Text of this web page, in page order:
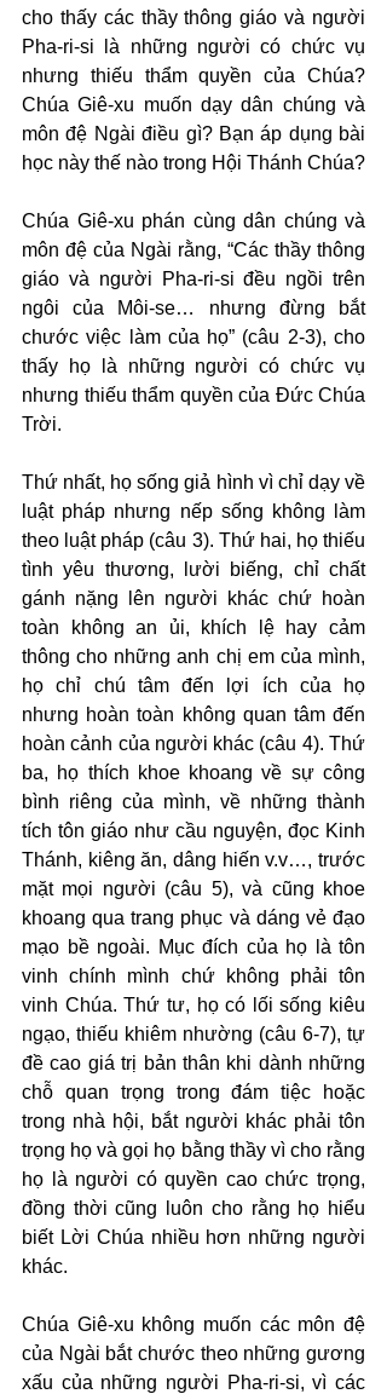
cho thấy các thầy thông giáo và người
Pha-ri-si là những người có chức vụ
nhưng thiếu thẩm quyền của Chúa?
Chúa Giê-xu muốn dạy dân chúng và
môn đệ Ngài điều gì? Bạn áp dụng bài
học này thế nào trong Hội Thánh Chúa?
Chúa Giê-xu phán cùng dân chúng và
môn đệ của Ngài rằng, “Các thầy thông
giáo và người Pha-ri-si đều ngồi trên
ngôi của Môi-se… nhưng đừng bắt
chước việc làm của họ” (câu 2-3), cho
thấy họ là những người có chức vụ
nhưng thiếu thẩm quyền của Đức Chúa
Trời.
Thứ nhất, họ sống giả hình vì chỉ dạy về
luật pháp nhưng nếp sống không làm
theo luật pháp (câu 3). Thứ hai, họ thiếu
tình yêu thương, lười biếng, chỉ chất
gánh nặng lên người khác chứ hoàn
toàn không an ủi, khích lệ hay cảm
thông cho những anh chị em của mình,
họ chỉ chú tâm đến lợi ích của họ
nhưng hoàn toàn không quan tâm đến
hoàn cảnh của người khác (câu 4). Thứ
ba, họ thích khoe khoang về sự công
bình riêng của mình, về những thành
tích tôn giáo như cầu nguyện, đọc Kinh
Thánh, kiêng ăn, dâng hiến v.v…, trước
mặt mọi người (câu 5), và cũng khoe
khoang qua trang phục và dáng vẻ đạo
mạo bề ngoài. Mục đích của họ là tôn
vinh chính mình chứ không phải tôn
vinh Chúa. Thứ tư, họ có lối sống kiêu
ngạo, thiếu khiêm nhường (câu 6-7), tự
đề cao giá trị bản thân khi dành những
chỗ quan trọng trong đám tiệc hoặc
trong nhà hội, bắt người khác phải tôn
trọng họ và gọi họ bằng thầy vì cho rằng
họ là người có quyền cao chức trọng,
đồng thời cũng luôn cho rằng họ hiểu
biết Lời Chúa nhiều hơn những người
khác.
Chúa Giê-xu không muốn các môn đệ
của Ngài bắt chước theo những gương
xấu của những người Pha-ri-si, vì các